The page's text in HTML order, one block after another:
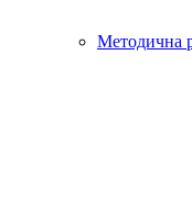
Методична